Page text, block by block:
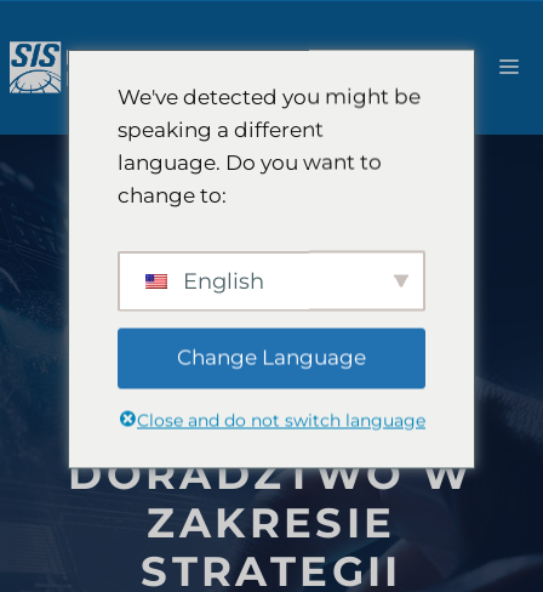
do
treści
DORADZTWO W
ZAKRESIE
STRATEGII
We've detected you might be
speaking a different
language. Do you want to
change to:
English
Change Language
Close and do not switch language